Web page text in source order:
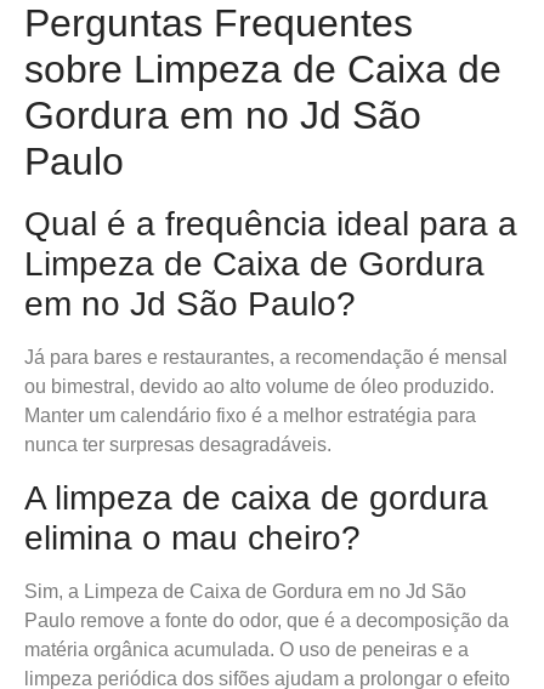
Perguntas Frequentes
sobre Limpeza de Caixa de
Gordura em no Jd São
Paulo
Qual é a frequência ideal para a
Limpeza de Caixa de Gordura
em no Jd São Paulo?
Já para bares e restaurantes, a recomendação é mensal
ou bimestral, devido ao alto volume de óleo produzido.
Manter um calendário fixo é a melhor estratégia para
nunca ter surpresas desagradáveis.
A limpeza de caixa de gordura
elimina o mau cheiro?
Sim, a Limpeza de Caixa de Gordura em no Jd São
Paulo remove a fonte do odor, que é a decomposição da
matéria orgânica acumulada. O uso de peneiras e a
limpeza periódica dos sifões ajudam a prolongar o efeito